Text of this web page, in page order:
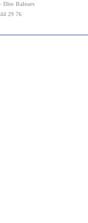
Illes Balears
29 76